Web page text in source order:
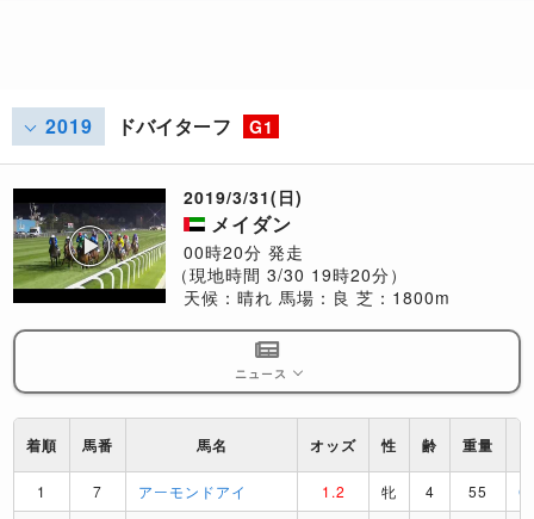
2019 ドバイターフ G1
2019/3/31(日)
メイダン
00時20分 発走
（現地時間 3/30 19時20分）
天候：晴れ 馬場：良 芝：1800m
ニュース
着順 馬番 馬名 オッズ 性 齢 重量
1 7 アーモンドアイ 1.2 牝 4 55
C